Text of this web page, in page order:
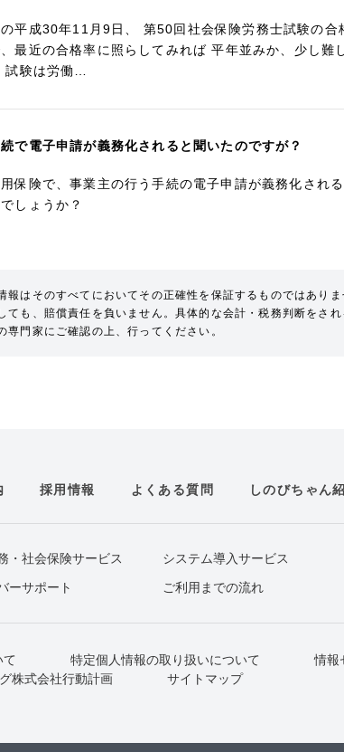
平成30年11月9日、 第50回社会保険労務士試験の
最近の合格率に照らしてみれば 平年並みか、少し難
試験は労働…
で電子申請が義務化されると聞いたのですが？
保険で、事業主の行う手続の電子申請が義務化され
しょうか？
報はそのすべてにおいてその正確性を保証するものではあり
ても、賠償責任を負いません。具体的な会計・税務判断をさ
専門家にご確認の上、行ってください。
採用情報 よくある質問 しのびちゃん
・社会保険サービス
システム導入サービス
ーサポート ご利用までの流れ
特定個人情報の取り扱いについて
情報
株式会社行動計画 サイトマップ